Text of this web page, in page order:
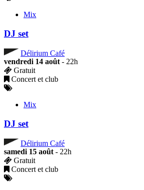
Mix
DJ set
Délirium Café
vendredi 14 août- 22h
Gratuit
Concert et club
Mix
DJ set
Délirium Café
samedi 15 août- 22h
Gratuit
Concert et club